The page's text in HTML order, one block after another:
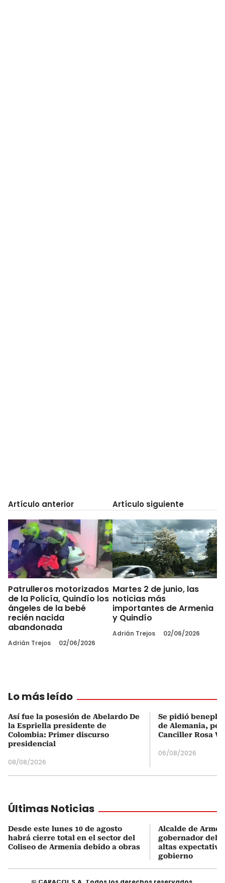
Artículo anterior
Patrulleros motorizados
de la Policía, Quindío los
ángeles de la bebé
recién nacida
abandonada
Adrián Trejos 02/06/2026
Artículo siguiente
Martes 2 de junio, las
noticias más
importantes de Armenia
y Quindío
Adrián Trejos 02/06/2026
Lo más leído
Así fue la posesión de Abelardo De
la Espriella presidente de
Colombia: Primer discurso
presidencial
08/08/2026
Se pidió
de Alemania,
Canciller Rosa
06/08/2026
Últimas Noticias
Desde este lunes 10 de agosto
habrá cierre total en el sector del
Coliseo de Armenia debido a obras
Alcalde de
gobernador del
altas
gobierno